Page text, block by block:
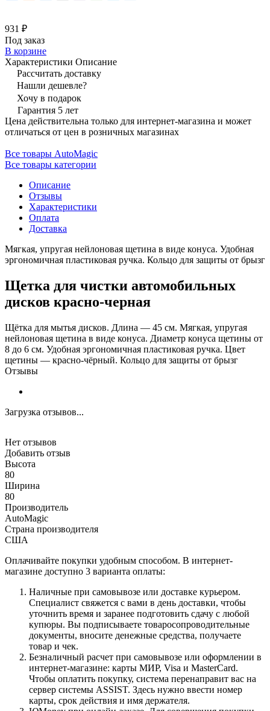
931 ₽
Под заказ
В корзине
Характеристики Описание
Рассчитать доставку
Нашли дешевле?
Хочу в подарок
Гарантия 5 лет
Цена действительна только для интернет-магазина и может
отличаться от цен в розничных магазинах
Все товары AutoMagic
Все товары категории
Описание
Отзывы
Характеристики
Оплата
Доставка
Мягкая, упругая нейлоновая щетина в виде конуса. Удобная
эргономичная пластиковая ручка. Кольцо для защиты от брызг
Щетка для чистки автомобильных
дисков красно-черная
Щётка для мытья дисков. Длина — 45 см. Мягкая, упругая
нейлоновая щетина в виде конуса. Диаметр конуса щетины от
8 до 6 см. Удобная эргономичная пластиковая ручка. Цвет
щетины — красно-чёрный. Кольцо для защиты от брызг
Отзывы
Загрузка отзывов...
Нет отзывов
Добавить отзыв
Высота
80
Ширина
80
Производитель
AutoMagic
Страна производителя
США
Оплачивайте покупки удобным способом. В интернет-
магазине доступно 3 варианта оплаты:
Наличные при самовывозе или доставке курьером.
Специалист свяжется с вами в день доставки, чтобы
уточнить время и заранее подготовить сдачу с любой
купюры. Вы подписываете товаросопроводительные
документы, вносите денежные средства, получаете
товар и чек.
Безналичный расчет при самовывозе или оформлении в
интернет-магазине: карты МИР, Visa и MasterCard.
Чтобы оплатить покупку, система перенаправит вас на
сервер системы ASSIST. Здесь нужно ввести номер
карты, срок действия и имя держателя.